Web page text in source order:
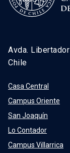
Avda.
Chile
Casa Central
Campus Oriente
San Joaquín
Lo Contador
Campus Villarrica